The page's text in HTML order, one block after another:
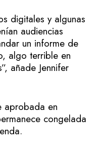
digitales y algunas
audiencias
un informe de
algo terrible en
añade Jennifer
aprobada en
congelada